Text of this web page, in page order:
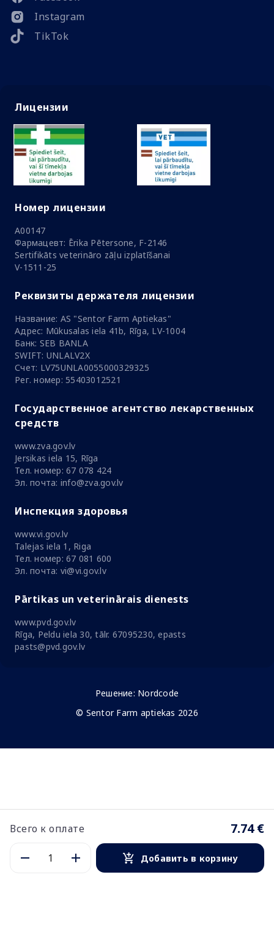
Всего к оплате 7.74 €
Добавить в корзину
Instagram
TikTok
Лицензии
Номер лицензии
A00147
Фармацевт: Ērika Pētersone, F-2146
Sertifikāts veterināro zāļu izplatīšanai
V-1511-25
Реквизиты держателя лицензии
Название: AS "Sentor Farm Aptiekas"
Адрес: Mūkusalas iela 41b, Rīga, LV-1004
Банк: SEB BANLA
SWIFT: UNLALV2X
Счет: LV75UNLA0055000329325
Рег. номер: 55403012521
Государственное агентство лекарственных
средств
www.zva.gov.lv
Jersikas iela 15, Rīga
Тел. номер: 67 078 424
Эл. почта: info@zva.gov.lv
Инспекция здоровья
www.vi.gov.lv
Talejas iela 1, Riga
Тел. номер: 67 081 600
Эл. почта: vi@vi.gov.lv
Pārtikas un veterinārais dienests
www.pvd.gov.lv
Rīga, Peldu iela 30, tālr. 67095230, epasts
pasts@pvd.gov.lv
Решение: Nordcode
© Sentor Farm aptiekas 2026